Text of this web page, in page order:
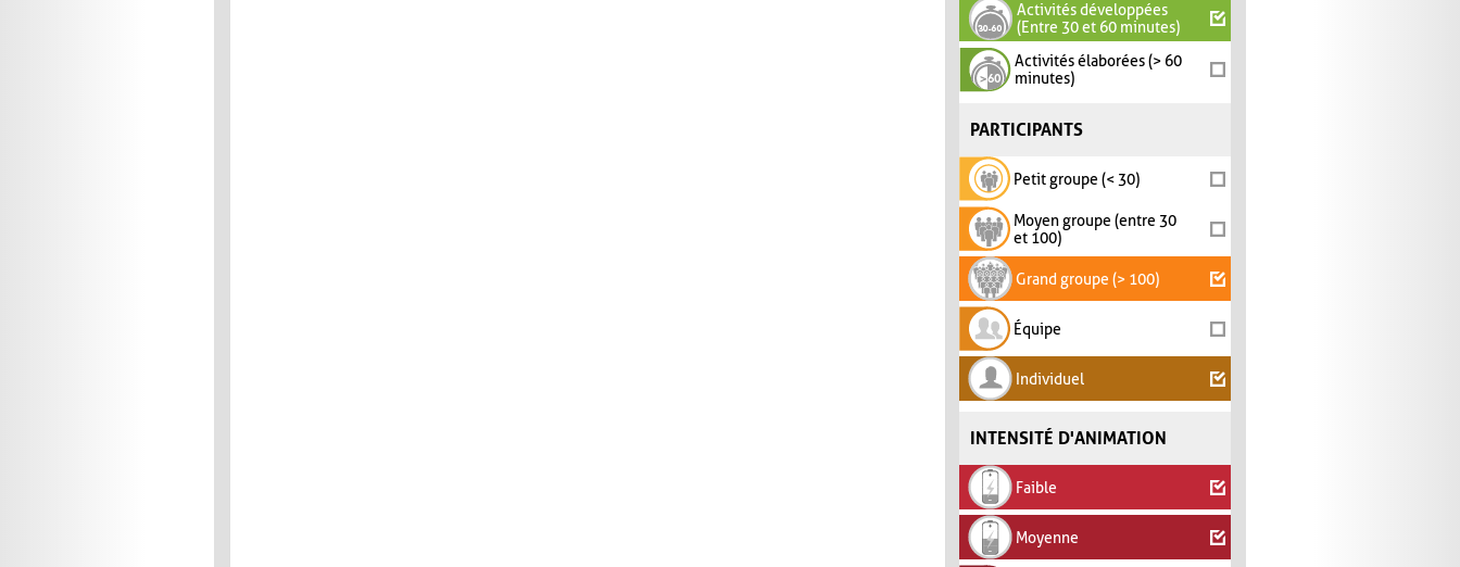
Activités développées
(Entre 30 et 60 minutes)
Activités élaborées (> 60
minutes)
PARTICIPANTS
Petit groupe (< 30)
Moyen groupe (entre 30
et 100)
Grand groupe (> 100)
Équipe
Individuel
INTENSITÉ D'ANIMATION
Faible
Moyenne